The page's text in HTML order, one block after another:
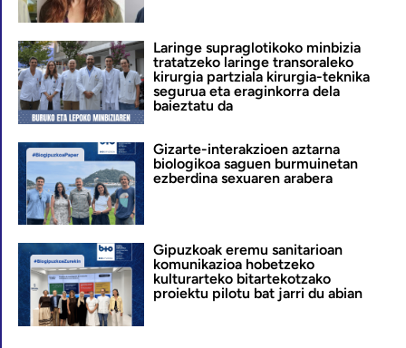
Laringe supraglotikoko minbizia
tratatzeko laringe transoraleko
kirurgia partziala kirurgia-teknika
segurua eta eraginkorra dela
baieztatu da
Gizarte-interakzioen aztarna
biologikoa saguen burmuinetan
ezberdina sexuaren arabera
Gipuzkoak eremu sanitarioan
komunikazioa hobetzeko
kulturarteko bitartekotzako
proiektu pilotu bat jarri du abian